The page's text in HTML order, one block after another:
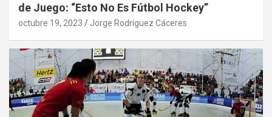
de Juego: “Esto No Es Fútbol Hockey”
octubre 19, 2023 Jorge Rodríguez Cáceres